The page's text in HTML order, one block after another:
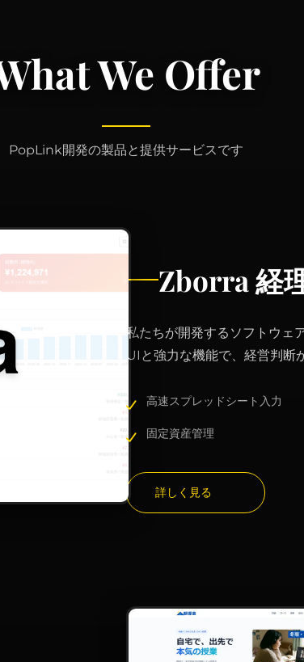
We Offer
PopLink開発の製品と提供サービスです
Zborra 経
私たちが開発するソフトウェ
UIと強力な機能で、経営判断
高速スプレッドシート入力
固定資産管理
詳しく見る